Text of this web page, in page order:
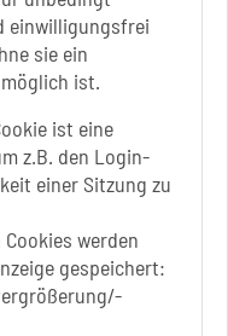
einwilligungsfrei
sie ein
ist.
ist eine
z.B. den Login-
einer Sitzung zu
werden
gespeichert:
Salzelmen
(Elbe)